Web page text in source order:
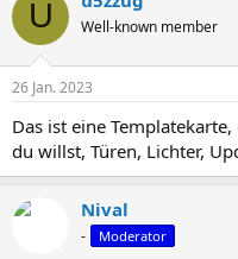
U Well-known member
26 Jan. 2023
Das ist eine
du willst, Türen, Lichter,
Nival
- Moderator